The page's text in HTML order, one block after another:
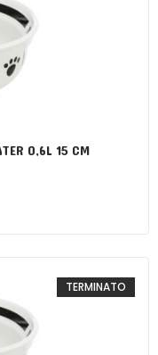
0,6L 15 CM
TERMINATO